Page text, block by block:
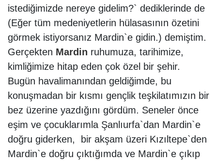
istediğimizde nereye gidelim?` dediklerinde de
(Eğer tüm medeniyetlerin hülasasının özetini
görmek istiyorsanız Mardin`e gidin.) demiştim.
Gerçekten Mardin ruhumuza, tarihimize,
kimliğimize hitap eden çok özel bir şehir.
Bugün havalimanından geldiğimde, bu
konuşmadan bir kısmı gençlik teşkilatımızın bir
bez üzerine yazdığını gördüm. Seneler önce
eşim ve çocuklarımla Şanlıurfa`dan Mardin`e
doğru giderken, bir akşam üzeri Kızıltepe`den
Mardin`e doğru çıktığımda ve Mardin`e çıkıp